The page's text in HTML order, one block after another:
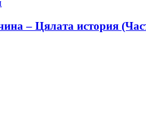
– Цялата история